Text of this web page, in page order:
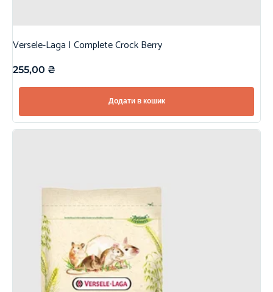
Versele-Laga | Complete Crock Berry
255,00 ₴
Додати в кошик